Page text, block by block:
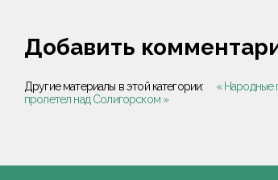
Добавить
Другие материалы в этой категории: « Народные
пролетел над Солигорском »